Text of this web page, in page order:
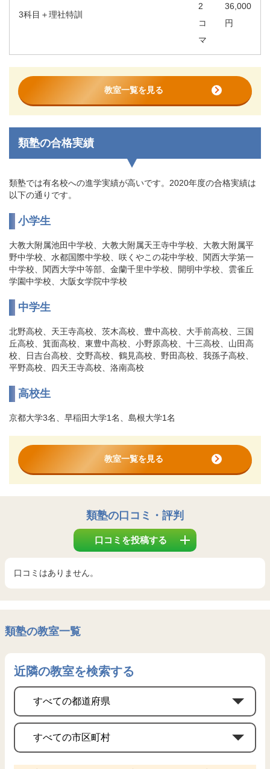
3科目＋理社特訓
2
コ
マ
36,000
円
教室一覧を見る
類塾の合格実績
類塾では有名校への進学実績が高いです。2020年度の合格実績は
以下の通りです。
小学生
大教大附属池田中学校、大教大附属天王寺中学校、大教大附属平
野中学校、水都国際中学校、咲くやこの花中学校、関西大学第一
中学校、関西大学中等部、金蘭千里中学校、開明中学校、雲雀丘
学園中学校、大阪女学院中学校
中学生
北野高校、天王寺高校、茨木高校、豊中高校、大手前高校、三国
丘高校、箕面高校、東豊中高校、小野原高校、十三高校、山田高
校、日吉台高校、交野高校、鶴見高校、野田高校、我孫子高校、
平野高校、四天王寺高校、洛南高校
高校生
京都大学3名、早稲田大学1名、島根大学1名
教室一覧を見る
類塾の口コミ・評判
口コミを投稿する
口コミはありません。
類塾の教室一覧
近隣の教室を検索する